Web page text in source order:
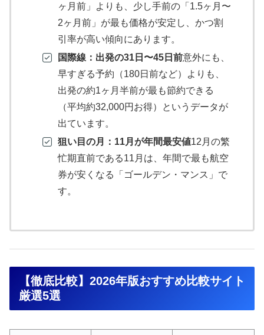
ヶ月前」よりも、少し手前の「1.5ヶ月〜
2ヶ月前」が最も価格が安定し、かつ割
引率が高い傾向にあります。
国際線：出発の31日〜45日前意外にも、
早すぎる予約（180日前など）よりも、
出発の約1ヶ月半前が最も節約できる
（平均約32,000円お得）というデータが
出ています。
狙い目の月：11月が年間最安値12月の繁
忙期直前である11月は、年間で最も航空
券が安くなる「ゴールデン・マンス」で
す。
【徹底比較】2026年版おすすめ比較サイト
厳選5選